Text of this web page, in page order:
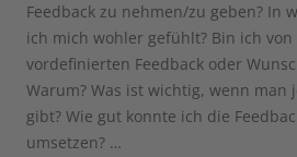
Feedback zu nehmen/zu geben? In
ich mich wohler gefühlt? Bin ich von
vordefinierten Feedback oder
Warum? Was ist wichtig, wenn man
gibt? Wie gut konnte ich die
umsetzen? …